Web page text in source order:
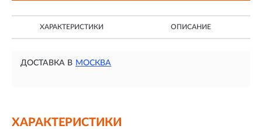
ХАРАКТЕРИСТИКИ ОПИСАНИЕ
ДОСТАВКА В МОСКВА
ХАРАКТЕРИСТИКИ